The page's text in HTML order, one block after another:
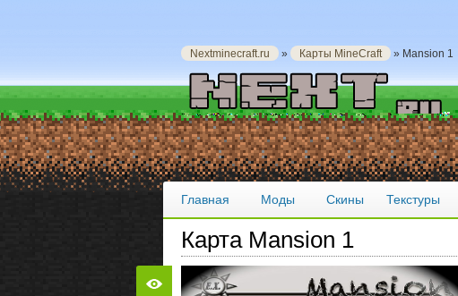
Nextminecraft.ru » Карты MineCraft » Mansion 1
Главная Моды Скины Текстуры
Карта Mansion 1